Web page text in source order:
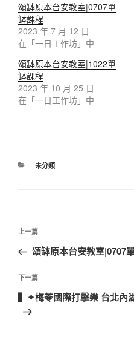
頌缽原本台安教室|0707單
缽課程
2023 年 7 月 12 日
在「一日工作坊」中
頌缽原本台安教室|1022單
缽課程
2023 年 10 月 25 日
在「一日工作坊」中
分
未分類
文
導
覽
上
一
文
章
上一篇
頌缽原本台安教室|0707
下
一
篇
下一篇
▍✦梅苓國際打擊樂 台北內